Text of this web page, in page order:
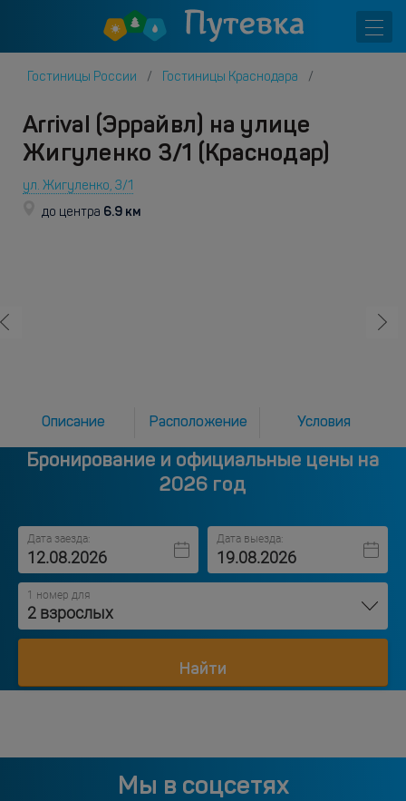
Гостиницы России Гостиницы Краснодара
Arrival (Эррайвл) на улице
Жигуленко 3/1 (Краснодар)
ул. Жигуленко, 3/1
до центра 6.9 км
Описание Расположение Условия
Бронирование и официальные цены на
2026 год
Дата заезда: Дата выезда:
1 номер для
2 взрослых
Найти
Мы в соцсетях